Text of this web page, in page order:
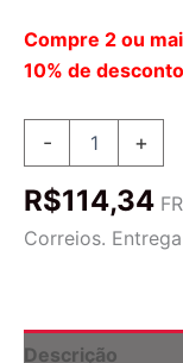
Compre 2 ou
10% de
-
100
-
para
+
R$114,34
Correios.
Descrição